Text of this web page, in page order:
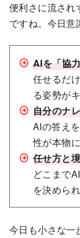
便利さに流され
ですね。今日意
AIを「協
任せるだ
る姿勢が
自分のナ
AIの答え
性が本物
任せ方と
どこまで
を決めら
今日も小さな一